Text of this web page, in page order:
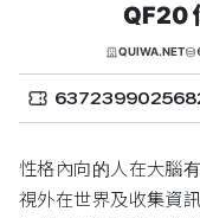
QF20
QUIWA.NET
性格內向的人在大腦
視外在世界及收集資